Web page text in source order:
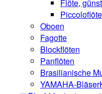
Flöte,
Piccoloflöte
Oboen
Fagotte
Blockflöten
Panflöten
Brasilianische
YAMAHA-